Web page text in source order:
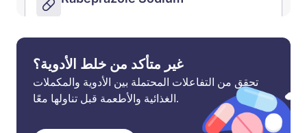
غير متأكد من خلط الأدوية؟
تحقق من التفاعلات المحتملة بين الأدوية والمكملات
الغذائية والأطعمة قبل تناولها معًا.